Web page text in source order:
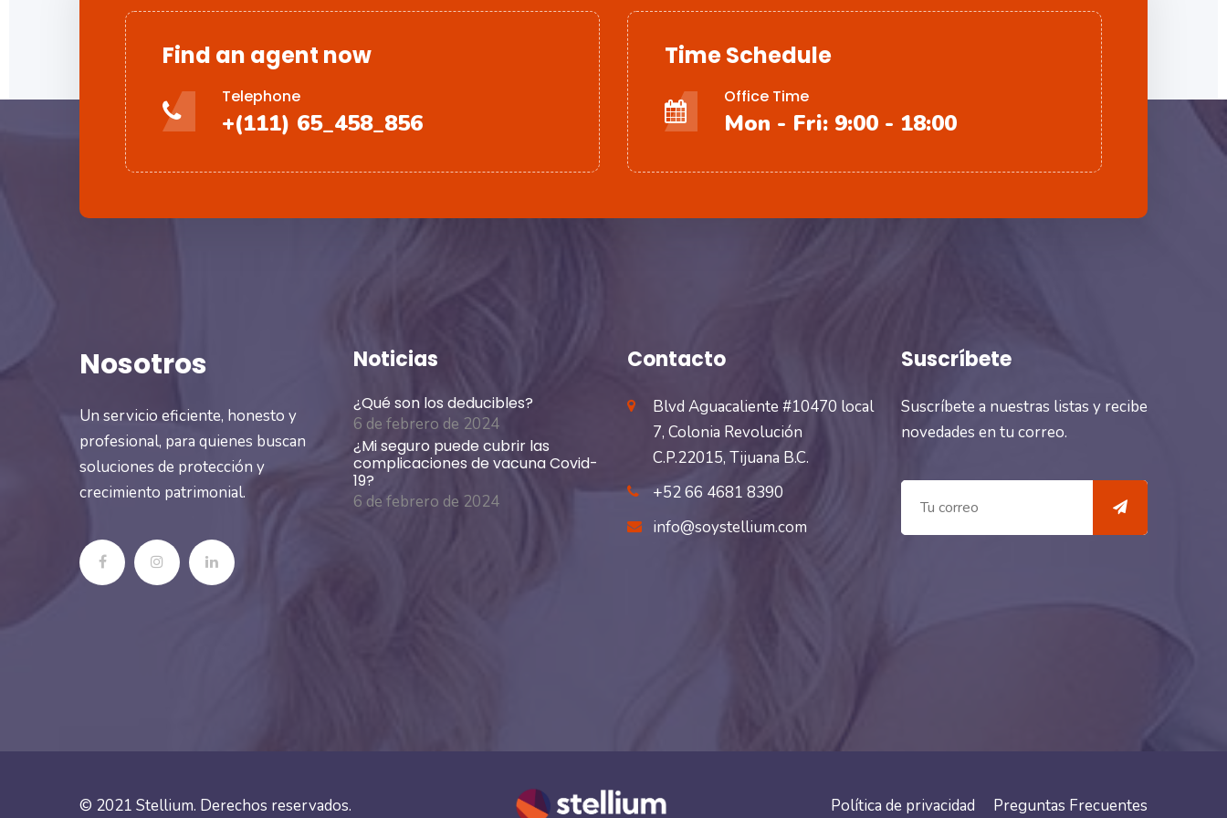
Find an agent now
Telephone
+(111) 65_458_856
Time Schedule
Office Time
Mon - Fri: 9:00 - 18:00
Nosotros
Un servicio eficiente, honesto y
profesional, para quienes buscan
soluciones de protección y
crecimiento patrimonial.
Noticias
¿Qué son los deducibles?
6 de febrero de 2024
¿Mi seguro puede cubrir las
complicaciones de vacuna Covid-
19?
6 de febrero de 2024
Contacto
Blvd Aguacaliente #10470 local
7, Colonia Revolución
C.P.22015, Tijuana B.C.
+52 66 4681 8390
info@soystellium.com
Suscríbete
Suscríbete a nuestras listas y recibe
novedades en tu correo.
© 2021 Stellium. Derechos reservados. Política de privacidad Preguntas Frecuentes